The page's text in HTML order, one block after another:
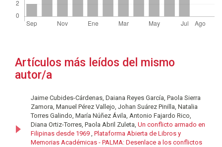
Artículos más leídos del mismo
autor/a
Jaime Cubides-Cárdenas, Daiana Reyes García, Paola Sierra
Zamora, Manuel Pérez Vallejo, Johan Suárez Pinilla, Natalia
Torres Galindo, María Núñez Ávila, Antonio Fajardo Rico,
Diana Ortiz-Torres, Paola Abril Zuleta, Un conflicto armado en
Filipinas desde 1969 , Plataforma Abierta de Libros y
Memorias Académicas - PALMA: Desenlace a los conflictos